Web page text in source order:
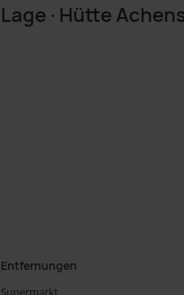
Lage · Hütte
Entfernungen
Supermarkt